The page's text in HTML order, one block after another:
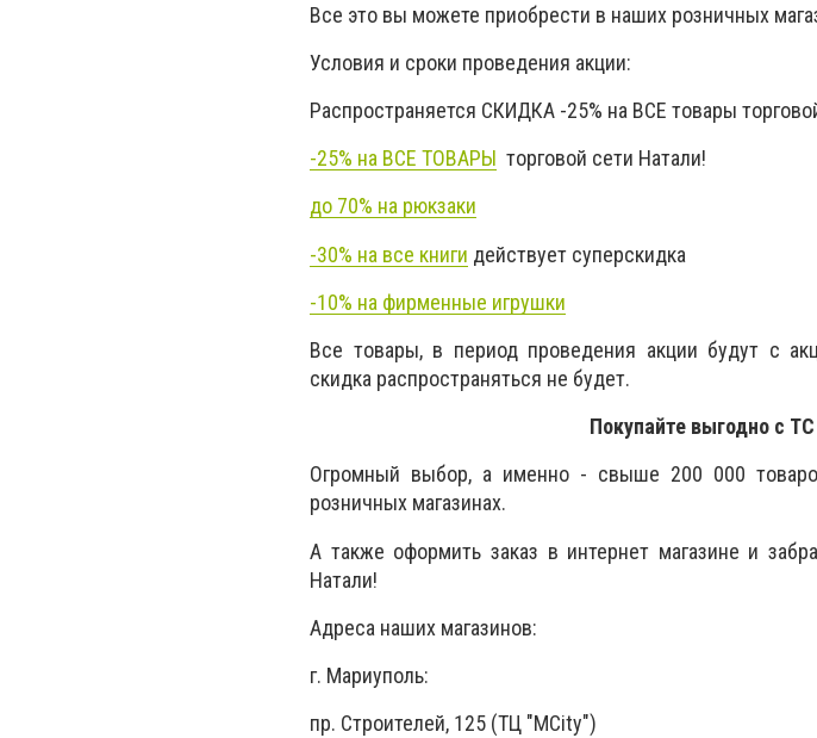
Все это вы можете приобрести в наших розничных
Условия и сроки проведения акции:
Распространяется СКИДКА -25% на ВСЕ товары
-25% на ВСЕ ТОВАРЫ торговой сети Натали!
до 70% на рюкзаки
-30% на все книги действует суперскидка
-10% на фирменные игрушки
Все товары, в период проведения акции будут с
скидка распространяться не будет.
Покупайте выгодно с
Огромный выбор, а именно - свыше 200 000
розничных магазинах.
А также оформить заказ в интернет магазине и
Натали!
Адреса наших магазинов:
г. Мариуполь:
пр. Строителей, 125 (ТЦ "MCity")